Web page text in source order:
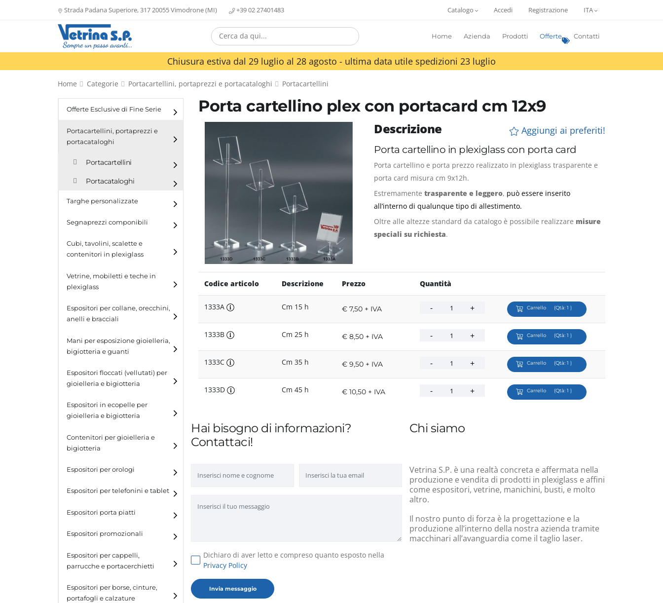
Strada Padana Superiore, 317 20055 Vimodrone (MI) +39 02 27401483 Catalogo Accedi Registrazione ITA
Home Azienda Prodotti Offerte Contatti
Chiusura estiva dal 29 luglio al 28 agosto - ultima data utile spedizioni 23 luglio
Home Categorie Portacartellini, portaprezzi e portacataloghi Portacartellini
Offerte Esclusive di Fine Serie
Portacartellini, portaprezzi e
portacataloghi
Portacartellini
Portacataloghi
Targhe personalizzate
Segnaprezzi componibili
Cubi, tavolini, scalette e
contenitori in plexiglass
Cubi
Scalette
Vetrine, mobiletti e teche in
plexiglass
Espositori per collane, orecchini,
anelli e bracciali
Espositori per collane
Espositori per anelli
Mani per esposizione gioielleria,
bigiotteria e guanti
Espositori floccati (vellutati) per
gioielleria e bigiotteria
Espositori in ecopelle per
gioielleria e bigiotteria
Contenitori per gioielleria e
bigiotteria
Espositori per orologi
Espositori per telefonini e tablet
Espositori porta piatti
Espositori promozionali
Espositori per cappelli,
parrucche e portacerchietti
Espositori per cappelli e
parrucche
Espositori per borse, cinture,
portafogli e calzature
Porta cartellino plex con portacard cm 12x9
Descrizione
Aggiungi ai preferiti!
Porta cartellino in plexiglass con porta card
Porta cartellino e porta prezzo realizzato in plexiglass trasparente e
porta card misura cm 9x12h.
Estremamentetrasparente e leggero, può essere inserito
all’interno di qualunque tipo di allestimento.
Oltre alle altezze standard da catalogo è possibile realizzare misure
speciali su richiesta.
Codice articolo Descrizione Prezzo Quantità
1333A Cm 15 h € 7,50 + IVA Carrello (Qtà:1 )
1333B Cm 25 h € 8,50 + IVA Carrello (Qtà:1 )
1333C Cm 35 h € 9,50 + IVA Carrello (Qtà:1 )
1333D Cm 45 h € 10,50 + IVA Carrello (Qtà:1 )
Hai bisogno di informazioni?
Contattaci!
Dichiaro di aver letto e compreso quanto esposto nella
Privacy Policy
Chi siamo
Vetrina S.P. è una realtà concreta e affermata nella
produzione e vendita di prodotti in plexiglass e affini
come espositori, vetrine, manichini, busti, e molto
altro.
Il nostro punto di forza è la progettazione e la
produzione all’interno della nostra azienda tramite
macchinari all’avanguardia come il taglio laser.